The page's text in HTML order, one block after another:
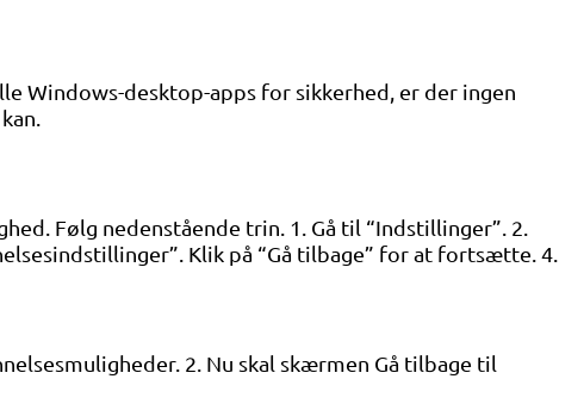
Windows-desktop-apps for sikkerhed, er der ingen
Følg nedenstående trin. 1. Gå til “Indstillinger”. 2.
Klik på “Gå tilbage” for at fortsætte. 4.
2. Nu skal skærmen Gå tilbage til